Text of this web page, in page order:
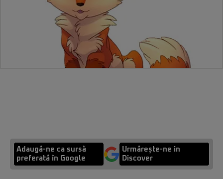
Adaugă-ne ca sursă
preferată în Google
Urmărește-ne in
Discover